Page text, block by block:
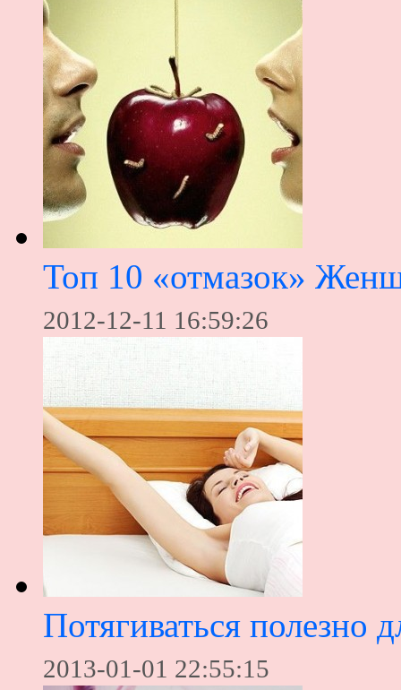
Топ 10 «отмазок»
2012-12-11 16:59:26
Потягиваться полезно
2013-01-01 22:55:15